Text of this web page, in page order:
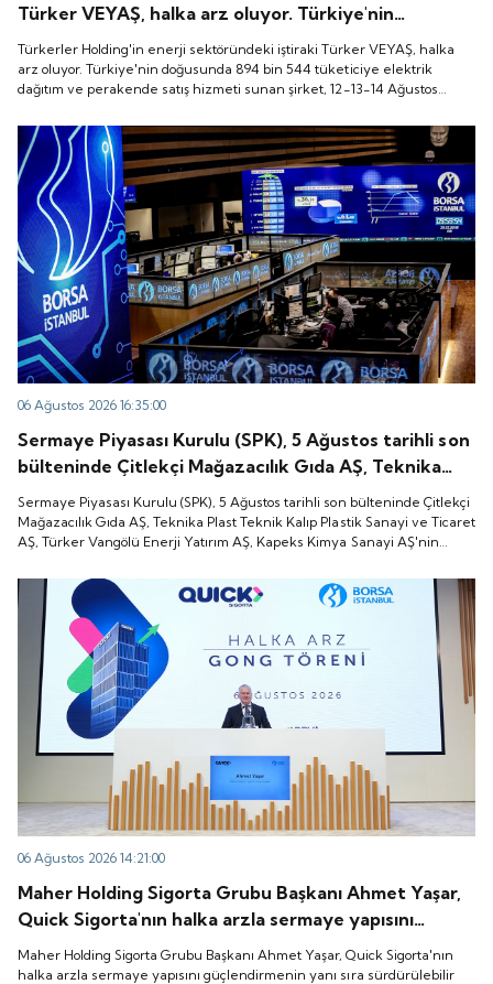
Türker VEYAŞ, halka arz oluyor. Türkiye'nin
doğusunda 894 bin 544 tüketiciye elektrik dağıtım
ve perakende satış hizmeti sunan şirket, 12-13-14
Ağustos tarihleri arasında pay başına 136 TL fiyatla
Türkerler Holding'in enerji sektöründeki iştiraki Türker VEYAŞ, halka
arz oluyor. Türkiye'nin doğusunda 894 bin 544 tüketiciye elektrik
dağıtım ve perakende satış hizmeti sunan şirket, 12-13-14 Ağustos
06 Ağustos 2026 16:35:00
Sermaye Piyasası Kurulu (SPK), 5 Ağustos tarihli son
bülteninde Çitlekçi Mağazacılık Gıda AŞ, Teknika
Plast Teknik Kalıp Plastik Sanayi ve Ticaret AŞ,
Türker Vangölü Enerji Yatırım AŞ, Kapeks Kimya
Sanayi AŞ'nin halka arzlarına onay verdiği duyurdu.
Sermaye Piyasası Kurulu (SPK), 5 Ağustos tarihli son bülteninde Çitlekçi
Mağazacılık Gıda AŞ, Teknika Plast Teknik Kalıp Plastik Sanayi ve Ticaret
AŞ, Türker Vangölü Enerji Yatırım AŞ, Kapeks Kimya Sanayi AŞ'nin
06 Ağustos 2026 14:21:00
Maher Holding Sigorta Grubu Başkanı Ahmet Yaşar,
Quick Sigorta'nın halka arzla sermaye yapısını
güçlendirmenin yanı sıra sürdürülebilir büyüme,
şeffaflık, hesap verebilirlik ve kurumsal yönetişim
Maher Holding Sigorta Grubu Başkanı Ahmet Yaşar, Quick Sigorta'nın
halka arzla sermaye yapısını güçlendirmenin yanı sıra sürdürülebilir